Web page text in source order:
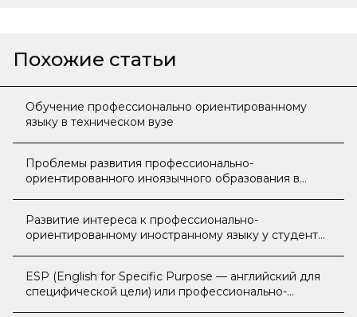
Похожие статьи
Обучение профессионально ориентированному
языку в техническом вузе
Проблемы развития профессионально-
ориентированного иноязычного образования в
Развитие интереса к профессионально-
ориентированному иностранному языку у студентов
ESP (English for Specific Purpose — английский для
специфической цели) или профессионально-